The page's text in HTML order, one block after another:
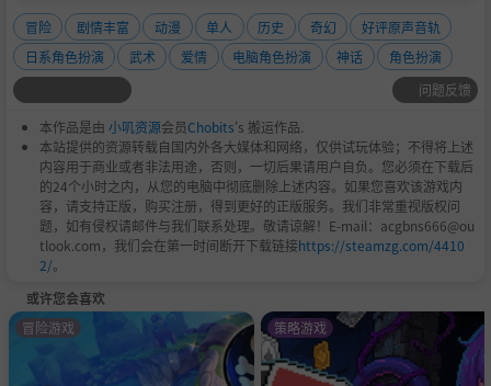
冒险 剧情丰富 动漫 单人 历史 奇幻
好评原声音轨
日系角色扮演
武术 爱情 电脑角色扮演 神话
角色扮演
问题反馈
本作品是由 小叽资源会员Chobits's 搬运作品.
本站提供的资源转载自国内外各大媒体和网络，仅供试玩体验；不得将上述
内容用于商业或者非法用途，否则，一切后果请用户自负。您必须在下载后
的24个小时之内，从您的电脑中彻底删除上述内容。如果您喜欢该游戏内
容，请支持正版，购买注册，得到更好的正版服务。我们非常重视版权问
题，如有侵权请邮件与我们联系处理。敬请谅解！E-mail：acgbns666@ou
tlook.com，我们会在第一时间断开下载链接https://steamzg.com/4410
2/。
或许您会喜欢
冒险游戏 策略游戏